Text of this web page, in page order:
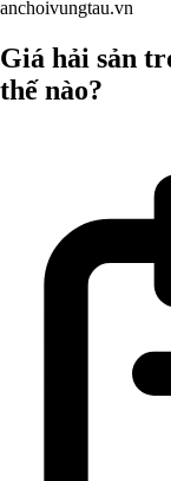
anchoivungtau.vn
Giá hải sản
thế nào?